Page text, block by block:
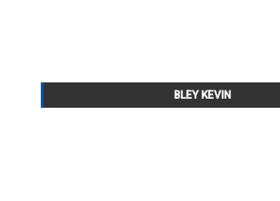
BLEY KEVIN